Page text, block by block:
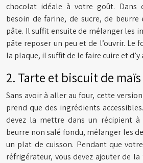
chocolat idéale à votre goût. Dans
besoin de farine, de sucre, de
pâte. Il suffit ensuite de mélanger les
pâte reposer un peu et de l’ouvrir. Le
la plaque, il suffit de le faire cuire et
2. Tarte et biscuit de maïs
Sans avoir à aller au four, cette
prend que des ingrédients
devez la mettre dans un récipient à
beurre non salé fondu, mélanger les
un plat de cuisson. Pendant que
réfrigérateur, vous devez ajouter de